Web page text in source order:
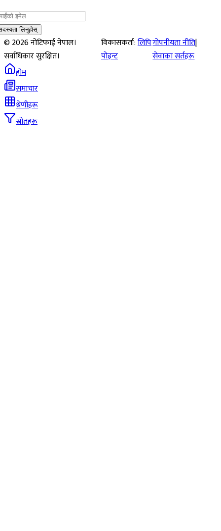
लिनुहोस्
©2026नोटिफाई नेपाल।
सर्वाधिकार सुरक्षित।
विकासकर्ता:लिपि
पोइन्ट
गोपनीयता नीति|
सेवाका सर्तहरू
होम
समाचार
श्रेणीहरू
स्रोतहरू